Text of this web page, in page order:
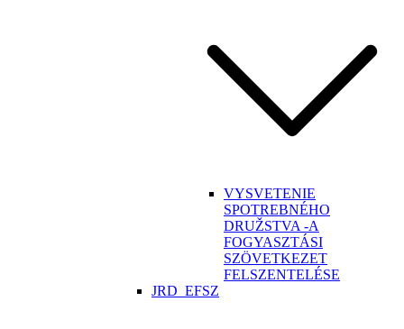
VYSVETENIE
SPOTREBNÉHO
DRUŽSTVA -A
FOGYASZTÁSI
SZÖVETKEZET
FELSZENTELÉSE
JRD_EFSZ